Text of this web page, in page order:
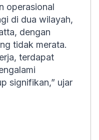
operasional
di dua wilayah,
dengan
tidak merata.
terdapat
signifikan,” ujar